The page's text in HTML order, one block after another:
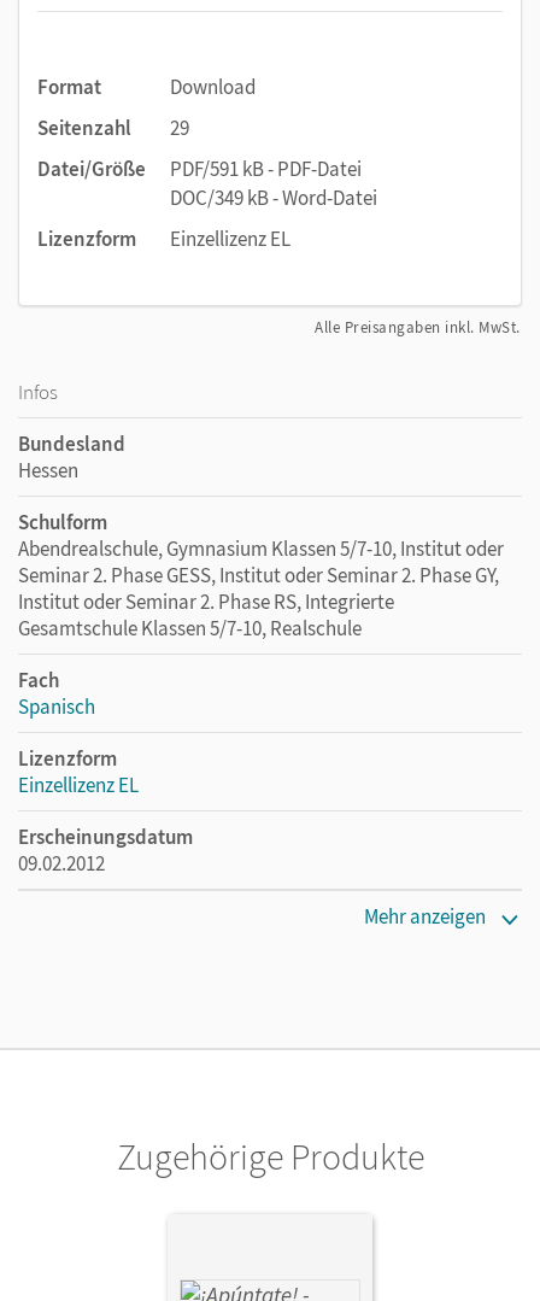
Format
Download
Seitenzahl
29
Datei/Größe
PDF/591 kB - PDF-Datei
DOC/349 kB - Word-Datei
Lizenzform
Einzellizenz EL
Alle Preisangaben inkl. MwSt.
Infos
Bundesland
Hessen
Schulform
Abendrealschule, Gymnasium Klassen 5/7-10, Institut oder
Seminar 2. Phase GESS, Institut oder Seminar 2. Phase GY,
Institut oder Seminar 2. Phase RS, Integrierte
Gesamtschule Klassen 5/7-10, Realschule
Fach
Spanisch
Lizenzform
Einzellizenz EL
Erscheinungsdatum
09.02.2012
Mehr anzeigen
Zugehörige Produkte